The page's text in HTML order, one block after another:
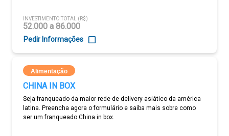
INVESTIMENTO TOTAL (R$)
52.000 a 86.000
Pedir Informações
Alimentação
CHINA IN BOX
Seja franqueado da maior rede de delivery asiático da américa
latina. Preencha agora o formulário e saiba mais sobre como
ser um franqueado China in box.